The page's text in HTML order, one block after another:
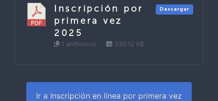
Inscripción por
primera vez
2025
1 archivo(s) 330.12 KB
Descargar
Ir a Inscripción en línea por primera vez